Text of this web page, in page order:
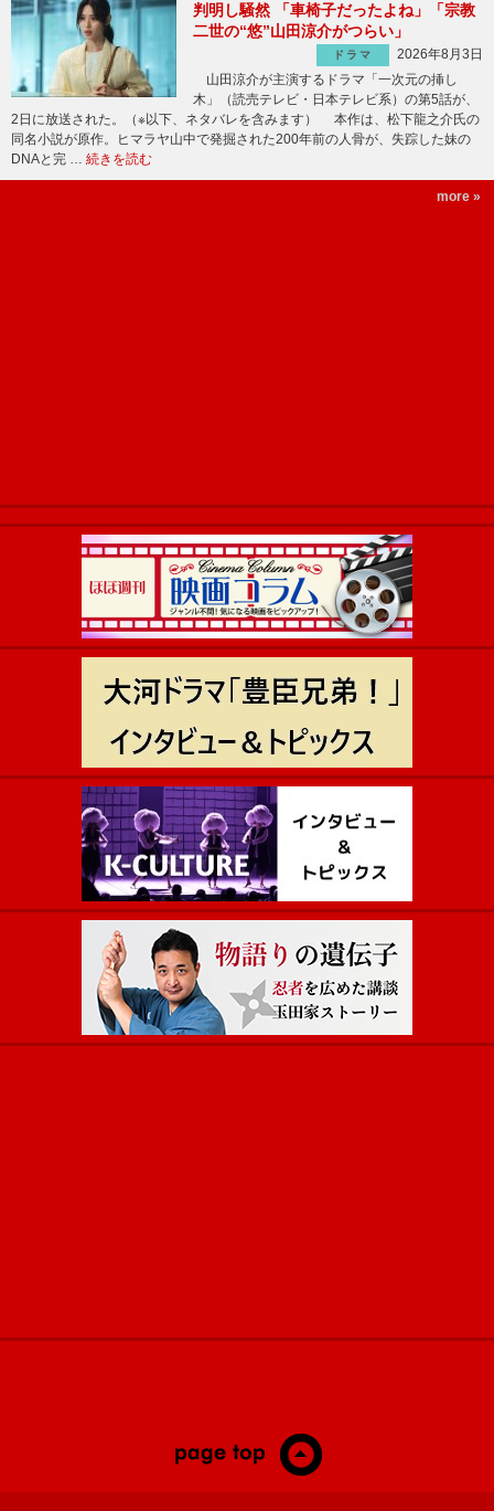
判明し騒然 「車椅子だったよね」「宗教
二世の“悠”山田涼介がつらい」
ドラマ
2026年8月3日
山田涼介が主演するドラマ「一次元の挿し
木」（読売テレビ・日本テレビ系）の第5話が、
2日に放送された。（※以下、ネタバレを含みます） 本作は、松下龍之介氏の
同名小説が原作。ヒマラヤ山中で発掘された200年前の人骨が、失踪した妹の
DNAと完 … 続きを読む
more »